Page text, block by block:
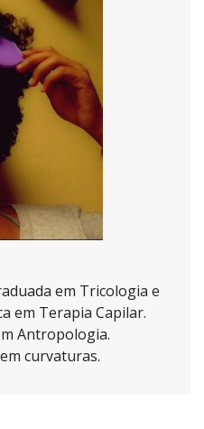
em Tricologia e
em Terapia Capilar.
Antropologia.
curvaturas.